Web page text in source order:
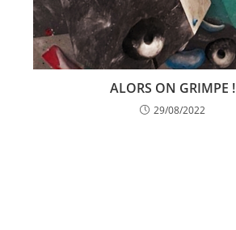
ALORS ON GRIMPE !
29/08/2022